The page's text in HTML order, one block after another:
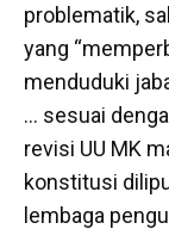
problematik,
yang
menduduki
… sesuai
revisi UU MK
konstitusi
lembaga